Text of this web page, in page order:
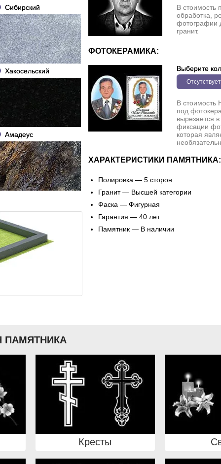
Сибирский
Хакосельский
Амадеус
В стоимость
обработка,
фотографии
гранит.
ФОТОКЕРАМИКА:
Выберите
Отсутствует
В стоимость
под
вырезается
фиксации
которая
ХАРАКТЕРИСТИКИ ПАМЯТНИКА:
Полировка — 5 сторон
Гранит — Высшей категории
Фаска — Фигурная
Гарантия — 40 лет
Памятник — В наличии
ПАМЯТНИКА
Кресты